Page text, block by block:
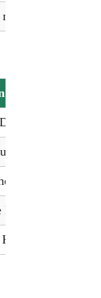
optionalem
hinten
Servolenkung